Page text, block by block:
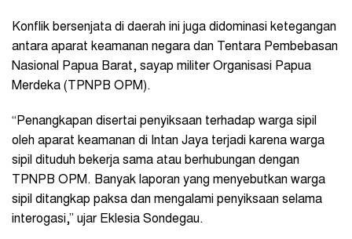
Konflik bersenjata di daerah ini juga didominasi ketegangan
antara aparat keamanan negara dan Tentara Pembebasan
Nasional Papua Barat, sayap militer Organisasi Papua
Merdeka (TPNPB OPM).
“Penangkapan disertai penyiksaan terhadap warga sipil
oleh aparat keamanan di Intan Jaya terjadi karena warga
sipil dituduh bekerja sama atau berhubungan dengan
TPNPB OPM. Banyak laporan yang menyebutkan warga
sipil ditangkap paksa dan mengalami penyiksaan selama
interogasi,” ujar Eklesia Sondegau.